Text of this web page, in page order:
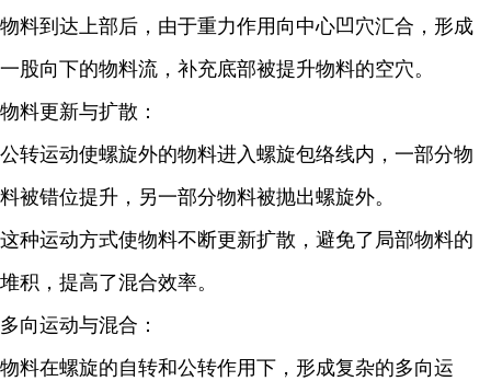
物料到达上部后，由于重力作用向中心凹穴汇合，形成
一股向下的物料流，补充底部被提升物料的空穴。
物料更新与扩散：
公转运动使螺旋外的物料进入螺旋包络线内，一部分物
料被错位提升，另一部分物料被抛出螺旋外。
这种运动方式使物料不断更新扩散，避免了局部物料的
堆积，提高了混合效率。
多向运动与混合：
物料在螺旋的自转和公转作用下，形成复杂的多向运